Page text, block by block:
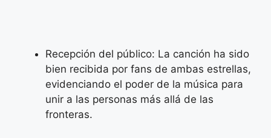
Recepción del público: La canción ha sido
bien recibida por fans de ambas estrellas,
evidenciando el poder de la música para
unir a las personas más allá de las
fronteras.